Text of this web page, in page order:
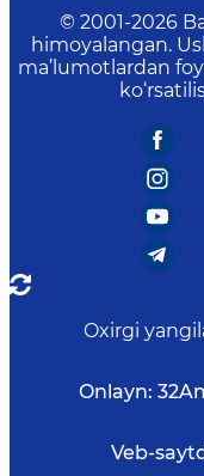
© 2001-2026
himoyalangan.
ma’lumotlardan
Oxirgi
Onlayn: 32
Veb-